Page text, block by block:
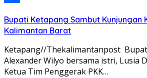
Bupati Ketapang Sambut Kunjungan
Kalimantan Barat
Ketapang//Thekalimantanpost
Alexander Wilyo bersama istri, Lusia
Ketua Tim Penggerak PKK…